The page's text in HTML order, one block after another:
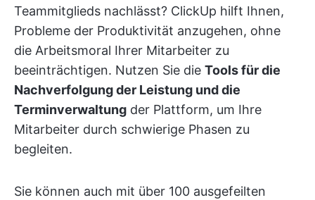
Teammitglieds nachlässt? ClickUp hilft Ihnen,
Probleme der Produktivität anzugehen, ohne
die Arbeitsmoral Ihrer Mitarbeiter zu
beeinträchtigen. Nutzen Sie die Tools für die
Nachverfolgung der Leistung und die
Terminverwaltung der Plattform, um Ihre
Mitarbeiter durch schwierige Phasen zu
begleiten.
Sie können auch mit über 100 ausgefeilten